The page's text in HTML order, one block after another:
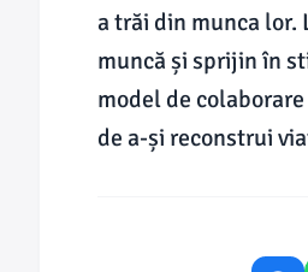
a trăi din munca lor.
muncă și sprijin în
model de
de a-și reconstrui